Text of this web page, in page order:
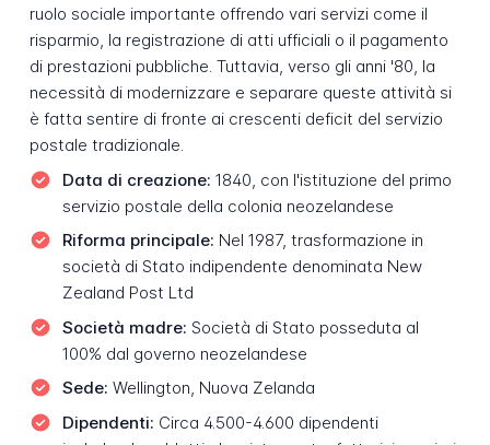
ruolo sociale importante offrendo vari servizi come il
risparmio, la registrazione di atti ufficiali o il pagamento
di prestazioni pubbliche. Tuttavia, verso gli anni '80, la
necessità di modernizzare e separare queste attività si
è fatta sentire di fronte ai crescenti deficit del servizio
postale tradizionale.
Data di creazione: 1840, con l'istituzione del primo
servizio postale della colonia neozelandese
Riforma principale: Nel 1987, trasformazione in
società di Stato indipendente denominata New
Zealand Post Ltd
Società madre: Società di Stato posseduta al
100% dal governo neozelandese
Sede: Wellington, Nuova Zelanda
Dipendenti: Circa 4.500-4.600 dipendenti